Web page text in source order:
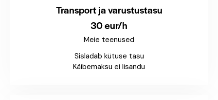
Transport ja varustustasu
30 eur/h
Meie teenused
Sisladab kütuse tasu
Käibemaksu ei lisandu